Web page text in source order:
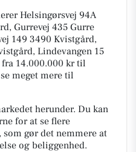
Helsingørsvej 94A
Gurrevej 435 Gurre
149 3490 Kvistgård,
Lindevangen 15
14.000.000 kr til
meget mere til
herunder. Du kan
for at se flere
gør det nemmere at
og beliggenhed.